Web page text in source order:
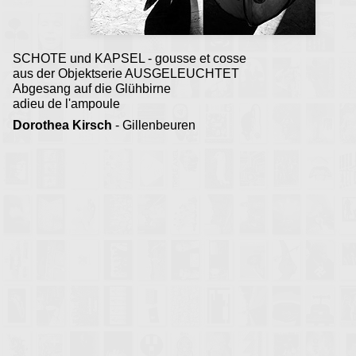
SCHOTE und KAPSEL - gousse et cosse
aus der Objektserie AUSGELEUCHTET
Abgesang auf die Glühbirne
adieu de l'ampoule
Dorothea Kirsch - Gillenbeuren
Gillenbeuren 2012